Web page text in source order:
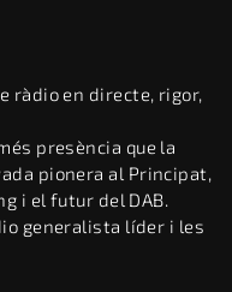
ràdio en directe, rigor,
presència que la
pionera al Principat,
i el futur del DAB.
generalista líder i les